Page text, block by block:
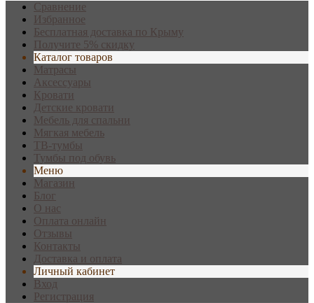
Сравнение
Избранное
Бесплатная доставка по Крыму
Получите 5% скидку
Каталог товаров
Матрасы
Аксессуары
Кровати
Детские кровати
Мебель для спальни
Мягкая мебель
ТВ-тумбы
Тумбы под обувь
Меню
Магазин
Блог
О нас
Оплата онлайн
Отзывы
Контакты
Доставка и оплата
Личный кабинет
Вход
Регистрация